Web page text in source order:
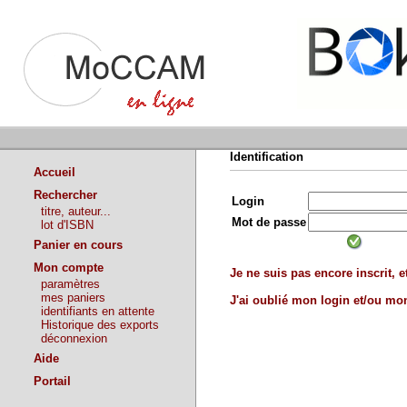
Accueil
Rechercher
titre, auteur...
lot d'ISBN
Panier en cours
Mon compte
paramètres
mes paniers
identifiants en attente
Historique des exports
déconnexion
Aide
Portail
Identification
Login
Mot de passe
Je ne suis pas encore inscrit,
J'ai oublié mon login et/ou